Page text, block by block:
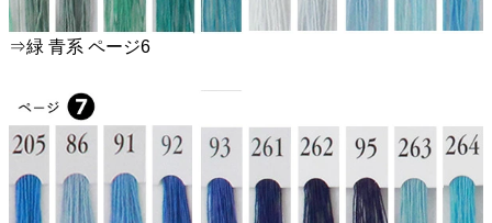
⇒緑 青系 ページ6